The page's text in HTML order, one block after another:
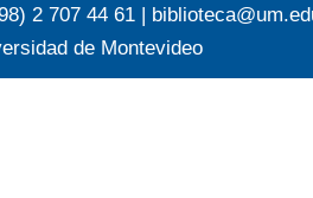
2 707 44 61 |
de Montevideo